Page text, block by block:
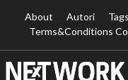
About Autori Tags
Terms&Conditions